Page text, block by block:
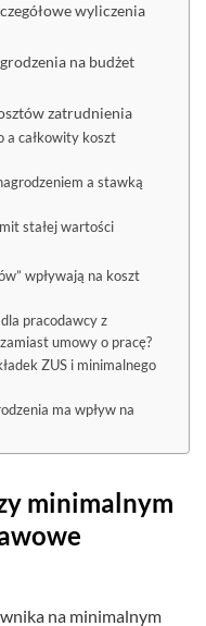
wyliczenia
na budżet
zatrudnienia
a całkowity koszt
a stawką
stałej wartości
wpływają na koszt
pracodawcy z
umowy o pracę?
ZUS i minimalnego
ma wpływ na
minimalnym
na minimalnym